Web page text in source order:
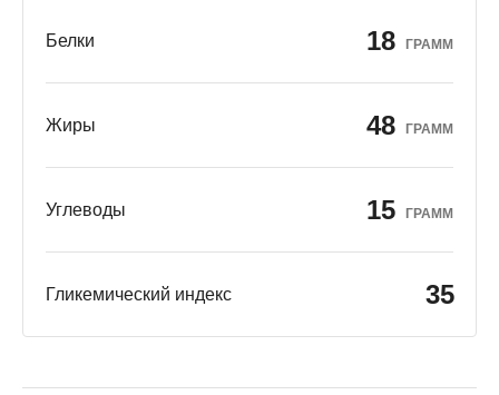
18 ГРАММ
Белки
48 ГРАММ
Жиры
15 ГРАММ
Углеводы
35
Гликемический индекс